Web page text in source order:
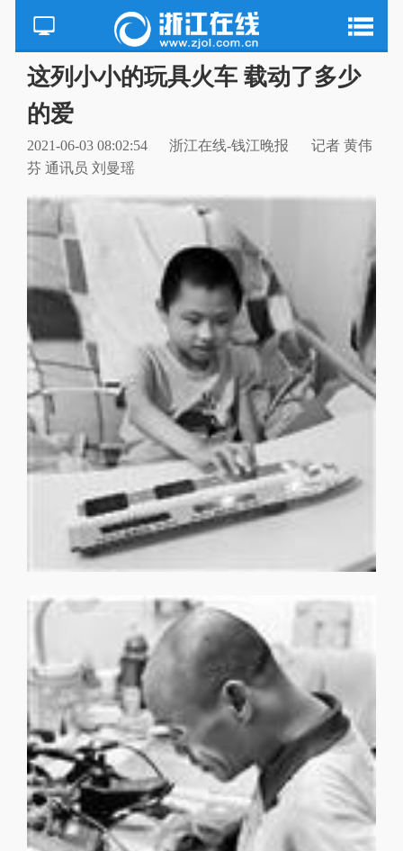
这列小小的玩具火车 载动了多少
的爱
2021-06-03 08:02:54 浙江在线-钱江晚报
记者 黄伟
芬 通讯员 刘曼瑶